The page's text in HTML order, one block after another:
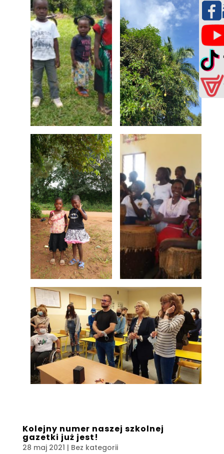
Kolejny numer naszej szkolnej
gazetki już jest!
28 maj 2021 | Bez kategorii